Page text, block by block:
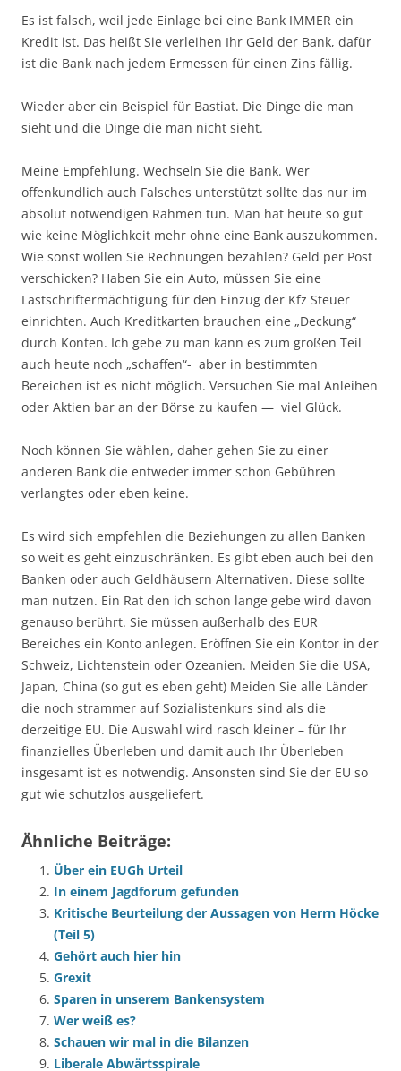
Es ist falsch, weil jede Einlage bei eine Bank IMMER ein
Kredit ist. Das heißt Sie verleihen Ihr Geld der Bank, dafür
ist die Bank nach jedem Ermessen für einen Zins fällig.
Wieder aber ein Beispiel für Bastiat. Die Dinge die man
sieht und die Dinge die man nicht sieht.
Meine Empfehlung. Wechseln Sie die Bank. Wer
offenkundlich auch Falsches unterstützt sollte das nur im
absolut notwendigen Rahmen tun. Man hat heute so gut
wie keine Möglichkeit mehr ohne eine Bank auszukommen.
Wie sonst wollen Sie Rechnungen bezahlen? Geld per Post
verschicken? Haben Sie ein Auto, müssen Sie eine
Lastschriftermächtigung für den Einzug der Kfz Steuer
einrichten. Auch Kreditkarten brauchen eine „Deckung“
durch Konten. Ich gebe zu man kann es zum großen Teil
auch heute noch „schaffen“- aber in bestimmten
Bereichen ist es nicht möglich. Versuchen Sie mal Anleihen
oder Aktien bar an der Börse zu kaufen — viel Glück.
Noch können Sie wählen, daher gehen Sie zu einer
anderen Bank die entweder immer schon Gebühren
verlangtes oder eben keine.
Es wird sich empfehlen die Beziehungen zu allen Banken
so weit es geht einzuschränken. Es gibt eben auch bei den
Banken oder auch Geldhäusern Alternativen. Diese sollte
man nutzen. Ein Rat den ich schon lange gebe wird davon
genauso berührt. Sie müssen außerhalb des EUR
Bereiches ein Konto anlegen. Eröffnen Sie ein Kontor in der
Schweiz, Lichtenstein oder Ozeanien. Meiden Sie die USA,
Japan, China (so gut es eben geht) Meiden Sie alle Länder
die noch strammer auf Sozialistenkurs sind als die
derzeitige EU. Die Auswahl wird rasch kleiner – für Ihr
finanzielles Überleben und damit auch Ihr Überleben
insgesamt ist es notwendig. Ansonsten sind Sie der EU so
gut wie schutzlos ausgeliefert.
Ähnliche Beiträge:
Über ein EUGh Urteil
In einem Jagdforum gefunden
Kritische Beurteilung der Aussagen von Herrn Höcke
(Teil 5)
Gehört auch hier hin
Grexit
Sparen in unserem Bankensystem
Wer weiß es?
Schauen wir mal in die Bilanzen
Liberale Abwärtsspirale